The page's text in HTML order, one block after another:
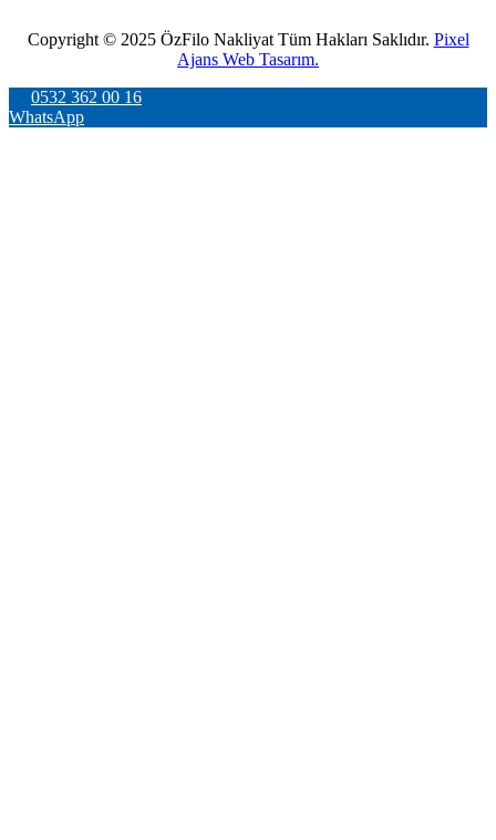
Copyright © 2025 ÖzFilo Nakliyat Tüm Hakları Saklıdır. Pixel
Ajans Web Tasarım.
0532 362 00 16
WhatsApp